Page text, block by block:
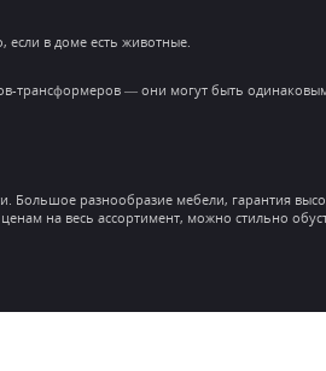
в доме есть животные.
трансформеров — они могут быть
разнообразие мебели, гарантия
на весь ассортимент, можно стильно